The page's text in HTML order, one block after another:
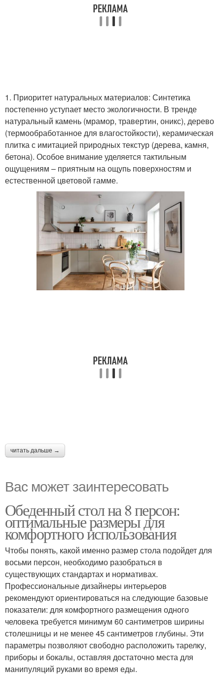
Накладная раковина
1. Приоритет натуральных материалов: Синтетика
постепенно уступает место экологичности. В тренде
натуральный камень (мрамор, травертин, оникс), дерево
(термообработанное для влагостойкости), керамическая
плитка с имитацией природных текстур (дерева, камня,
бетона). Особое внимание уделяется тактильным
ощущениям – приятным на ощупь поверхностям и
естественной цветовой гамме.
читать дальше →
Вас может заинтересовать
Обеденный стол на 8 персон:
оптимальные размеры для
комфортного использования
Чтобы понять, какой именно размер стола подойдет для
восьми персон, необходимо разобраться в
существующих стандартах и нормативах.
Профессиональные дизайнеры интерьеров
рекомендуют ориентироваться на следующие базовые
показатели: для комфортного размещения одного
человека требуется минимум 60 сантиметров ширины
столешницы и не менее 45 сантиметров глубины. Эти
параметры позволяют свободно расположить тарелку,
приборы и бокалы, оставляя достаточно места для
манипуляций руками во время еды.